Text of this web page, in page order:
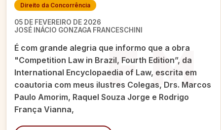
Direito da Concorrência
05 DE FEVEREIRO DE 2026
JOSÉ INÁCIO GONZAGA FRANCESCHINI
É com grande alegria que informo que a obra
"Competition Law in Brazil, Fourth Edition”, da
International Encyclopaedia of Law, escrita em
coautoria com meus ilustres Colegas, Drs. Marcos
Paulo Amorim, Raquel Souza Jorge e Rodrigo
França Vianna,